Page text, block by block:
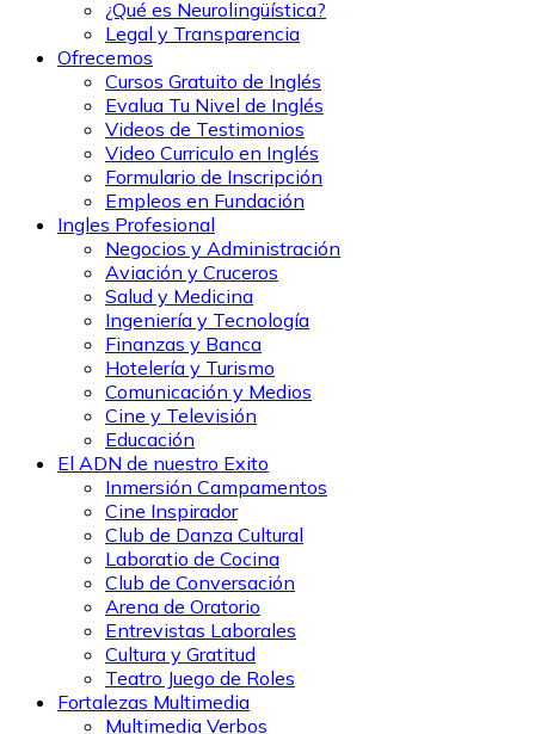
¿Qué es Neurolingüística?
Legal y Transparencia
Ofrecemos
Cursos Gratuito de Inglés
Evalua Tu Nivel de Inglés
Videos de Testimonios
Video Curriculo en Inglés
Formulario de Inscripción
Empleos en Fundación
Ingles Profesional
Negocios y Administración
Aviación y Cruceros
Salud y Medicina
Ingeniería y Tecnología
Finanzas y Banca
Hotelería y Turismo
Comunicación y Medios
Cine y Televisión
Educación
El ADN de nuestro Exito
Inmersión Campamentos
Cine Inspirador
Club de Danza Cultural
Laboratio de Cocina
Club de Conversación
Arena de Oratorio
Entrevistas Laborales
Cultura y Gratitud
Teatro Juego de Roles
Fortalezas Multimedia
Multimedia Verbos